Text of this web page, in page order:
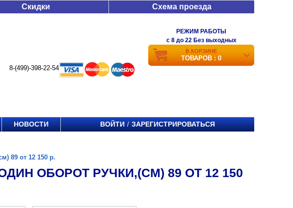
Скидки Схема проезда
8-(499)-398-22-54
РЕЖИМ РАБОТЫ
c 8 до 22 Без выходных
В КОРЗИНЕ
ТОВАРОВ : 0
НОВОСТИ ВОЙТИ / ЗАРЕГИСТРИРОВАТЬСЯ
89 от 12 150 р.
ОБОРОТ РУЧКИ,(СМ) 89 ОТ 12 150